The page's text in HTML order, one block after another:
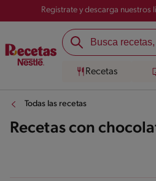
Registrate y descarga nuestros
Recetas
Todas las recetas
Recetas con